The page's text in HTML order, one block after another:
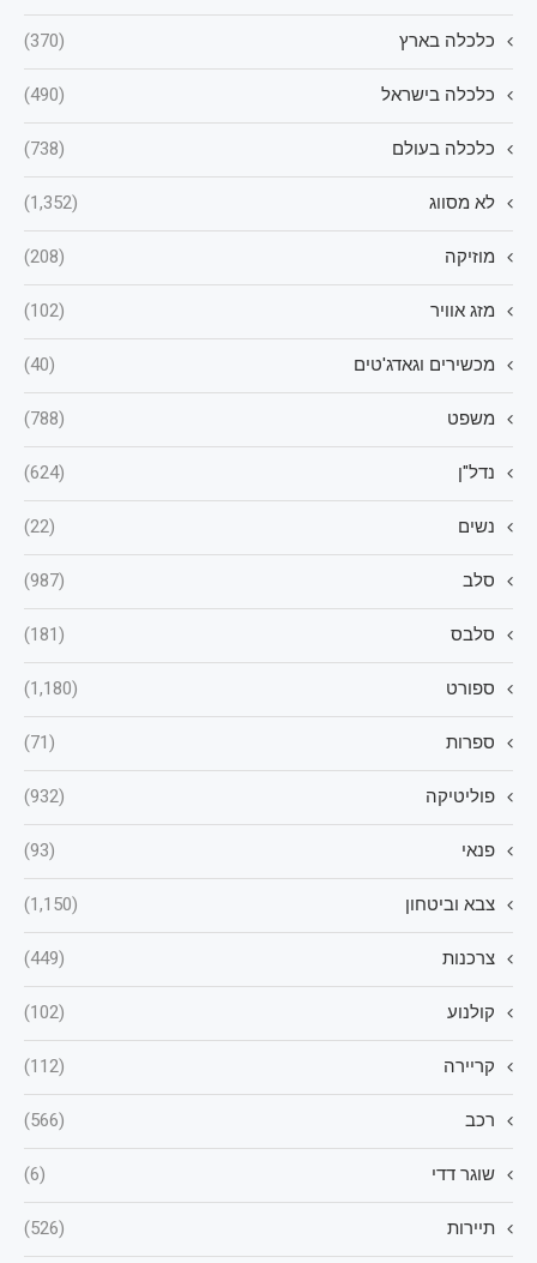
כלכלה בארץ (370)
כלכלה בישראל (490)
כלכלה בעולם (738)
לא מסווג (1,352)
מוזיקה (208)
מזג אוויר (102)
מכשירים וגאדג'טים (40)
משפט (788)
נדל"ן (624)
נשים (22)
סלב (987)
סלבס (181)
ספורט (1,180)
ספרות (71)
פוליטיקה (932)
פנאי (93)
צבא וביטחון (1,150)
צרכנות (449)
קולנוע (102)
קריירה (112)
רכב (566)
שוגר דדי (6)
תיירות (526)